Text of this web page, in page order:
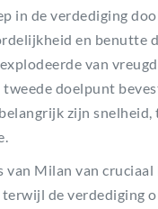
in de verdediging
en benutte
van
doelpunt
zijn
van Milan van
de verdediging